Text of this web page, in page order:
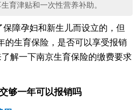
育津贴和一次性营养补助。
保障孕妇和新生儿而设立的，但
的生育保险，是否可以享受报销
解一下南京生育保险的缴费要求
够一年可以报销吗